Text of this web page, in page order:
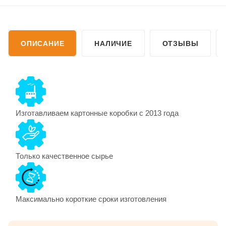
ОПИСАНИЕ НАЛИЧИЕ ОТЗЫВЫ
Изготавливаем картонные коробки с 2013 года
Только качественное сырье
Максимально короткие сроки изготовления